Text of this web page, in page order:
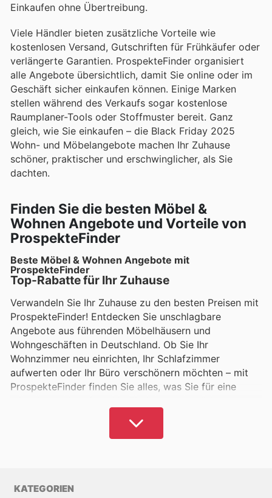
Einkaufen ohne Übertreibung.
Viele Händler bieten zusätzliche Vorteile wie
kostenlosen Versand, Gutschriften für Frühkäufer oder
verlängerte Garantien. ProspekteFinder organisiert
alle Angebote übersichtlich, damit Sie online oder im
Geschäft sicher einkaufen können. Einige Marken
stellen während des Verkaufs sogar kostenlose
Raumplaner-Tools oder Stoffmuster bereit. Ganz
gleich, wie Sie einkaufen – die Black Friday 2025
Wohn- und Möbelangebote machen Ihr Zuhause
schöner, praktischer und erschwinglicher, als Sie
dachten.
Finden Sie die besten Möbel &
Wohnen Angebote und Vorteile von
ProspekteFinder
Beste Möbel & Wohnen Angebote mit
ProspekteFinder
Top-Rabatte für Ihr Zuhause
Verwandeln Sie Ihr Zuhause zu den besten Preisen mit
ProspekteFinder! Entdecken Sie unschlagbare
Angebote aus führenden Möbelhäusern und
Wohngeschäften in Deutschland. Ob Sie Ihr
Wohnzimmer neu einrichten, Ihr Schlafzimmer
aufwerten oder Ihr Büro verschönern möchten – mit
ProspekteFinder finden Sie alles, was Sie für eine
Möbel und Wohnaccessoires für jeden
ProspekteFinder bietet Ihnen eine große Auswahl an
KATEGORIEN